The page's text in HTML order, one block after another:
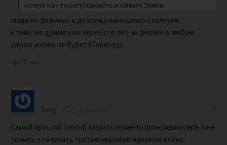
начнут как-то регулировать и климат Земли
люди не доживут и до конца нынешнего столетия..
к тому же думаю уже через сто лет на физике в любом
случае жизни не будет (Переход)
4
brig
Саміьй простой способ засрать планету диоксидом серіь и не
только, єто начать третью мировую ядерную войну.